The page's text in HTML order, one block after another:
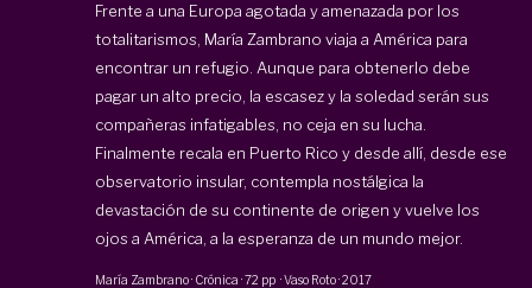
Frente a una Europa agotada y amenazada por los
totalitarismos, María Zambrano viaja a América para
encontrar un refugio. Aunque para obtenerlo debe
pagar un alto precio, la escasez y la soledad serán sus
compañeras infatigables, no ceja en su lucha.
Finalmente recala en Puerto Rico y desde allí, desde ese
observatorio insular, contempla nostálgica la
devastación de su continente de origen y vuelve los
ojos a América, a la esperanza de un mundo mejor.
María Zambrano· Crónica ·72 pp ·Vaso Roto·2017